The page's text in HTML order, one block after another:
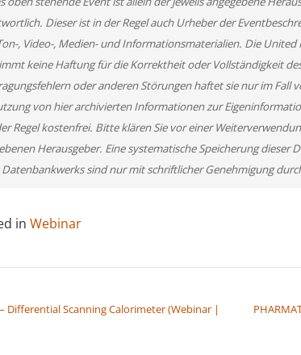
Dieser ist in der Regel auch Urheber der
, Video-, Medien- und Informationsmaterialien. Die
keine Haftung für die Korrektheit oder Vollständigkeit
oder anderen Störungen haftet sie nur im Fall
von hier archivierten Informationen zur
Regel kostenfrei. Bitte klären Sie vor einer
Herausgeber. Eine systematische Speicherung dieser
Datenbankwerks sind nur mit schriftlicher Genehmigung
in Webinar
Differential Scanning Calorimeter (Webinar |